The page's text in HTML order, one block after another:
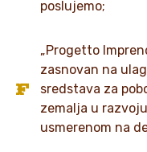
poslujemo;
„Progetto
zasnovan na
sredstava za
zemalja u
usmerenom na